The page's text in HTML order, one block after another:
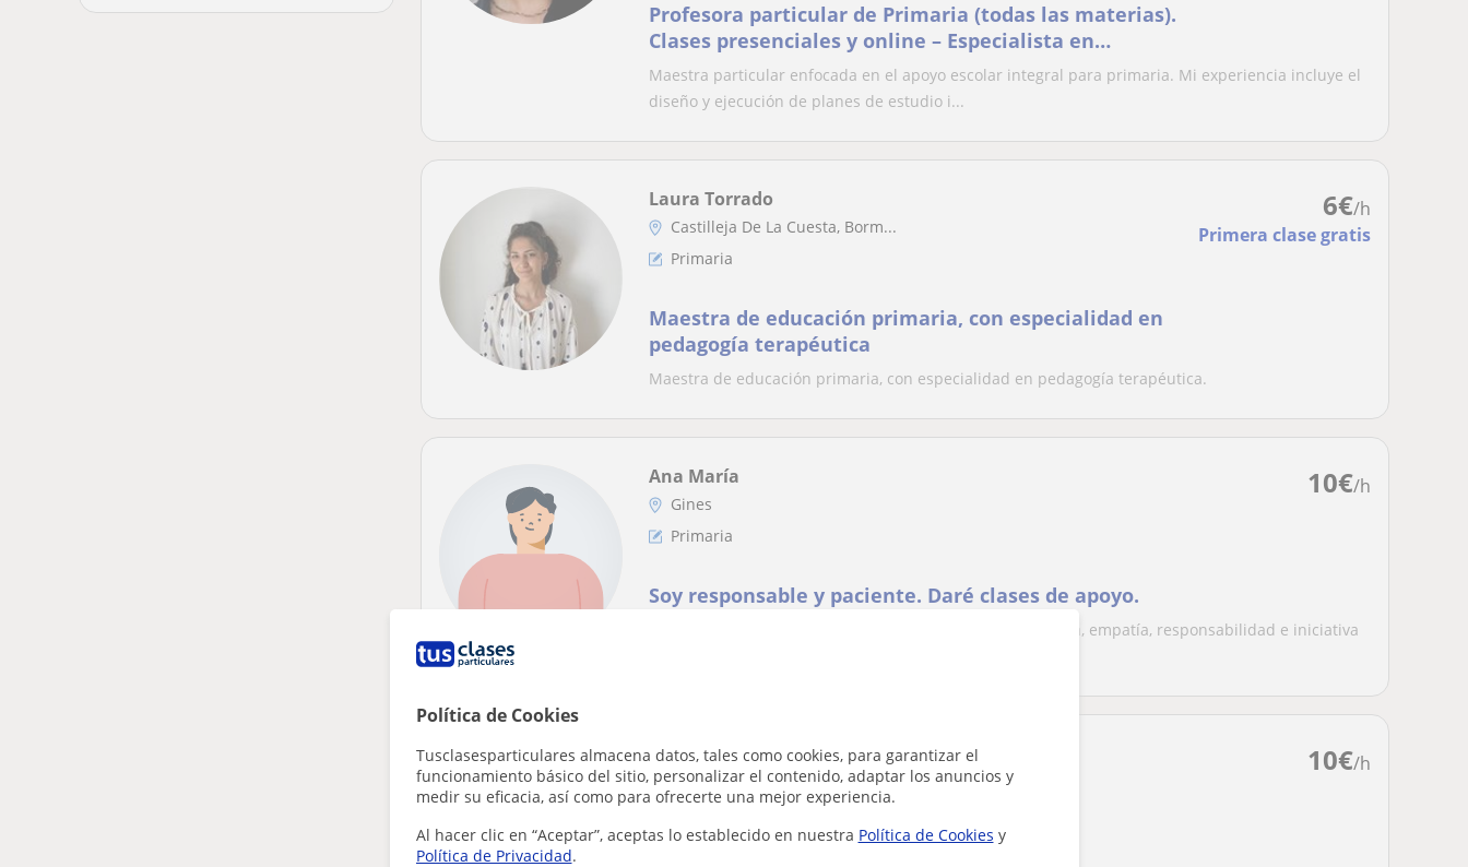
Política de Cookies
Tusclasesparticulares almacena datos, tales como cookies, para garantizar el
funcionamiento básico del sitio, personalizar el contenido, adaptar los anuncios y
medir su eficacia, así como para ofrecerte una mejor experiencia.
Al hacer clic en “Aceptar”, aceptas lo establecido en nuestra Política de Cookies y
Política de Privacidad.
Profesora particular de Primaria (todas las materias).
Clases presenciales y online – Especialista en
educación temprana.
Maestra particular enfocada en el apoyo escolar integral para primaria. Mi experiencia incluye el
diseño y ejecución de planes de estudio i...
6€/h
Primera clase gratis
Laura Torrado
Castilleja De La Cuesta, Borm...
Primaria
Maestra de educación primaria, con especialidad en
pedagogía terapéutica
Maestra de educación primaria, con especialidad en pedagogía terapéutica.
10€/h
Ana María
Gines
Primaria
Soy responsable y paciente. Daré clases de apoyo.
Tengo experiencia como PTIS, destacando por mi paciencia, empatía, responsabilidad e iniciativa
10€/h
Alba
Sevilla Capital, Benacazón, C...